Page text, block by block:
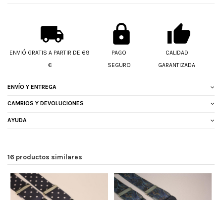
ENVIÓ GRATIS A PARTIR DE 69
€
PAGO
SEGURO
CALIDAD
GARANTIZADA
ENVÍO Y ENTREGA
CAMBIOS Y DEVOLUCIONES
AYUDA
16 productos similares